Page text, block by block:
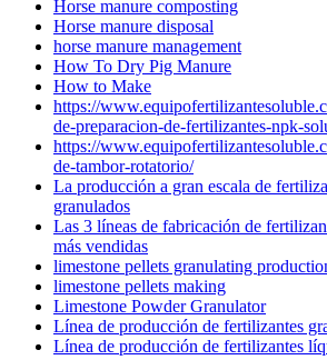
Horse manure composting
Horse manure disposal
horse manure management
How To Dry Pig Manure
How to Make
https://
de-preparacion-de-fertilizantes-npk-
https://
de-tambor-rotatorio/
La producción a gran escala de
granulados
Las 3 líneas de fabricación de
más vendidas
limestone pellets granulating
limestone pellets making
Limestone Powder Granulator
Línea de producción de fertilizantes
Línea de producción de fertilizantes